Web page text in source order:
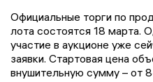
Официальные торги по
лота состоятся 18 марта.
участие в аукционе уже
заявки. Стартовая цена
внушительную сумму – от